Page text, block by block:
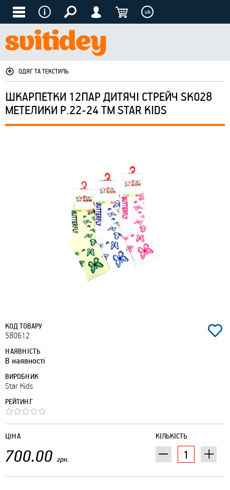
uk
ОДЯГ ТА ТЕКСТИЛЬ
ШКАРПЕТКИ 12ПАР ДИТЯЧІ СТРЕЙЧ SK028
МЕТЕЛИКИ Р.22-24 ТМ STAR KIDS
КОД ТОВАРУ
580612
НАЯВНІСТЬ
В наявності
ВИРОБНИК
Star Kids
РЕЙТИНГ
КІЛЬКІСТЬ
ЦІНА
700.00 грн.